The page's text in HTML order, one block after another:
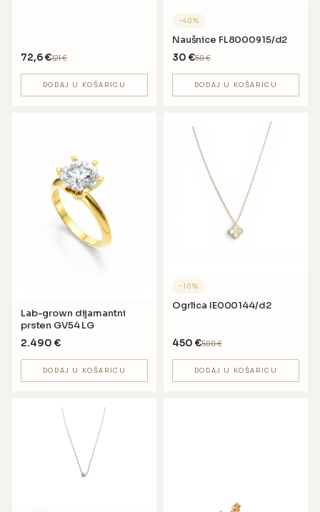
72,6€121€
DODAJ U KOŠARICU
−40%
Naušnice FL8000915/d2
30 €50€
DODAJ U KOŠARICU
Lab-grown dijamantni
prsten GV54 LG
2.490 €
DODAJ U KOŠARICU
−10%
Ogrlica IE000144/d2
450 €500€
DODAJ U KOŠARICU